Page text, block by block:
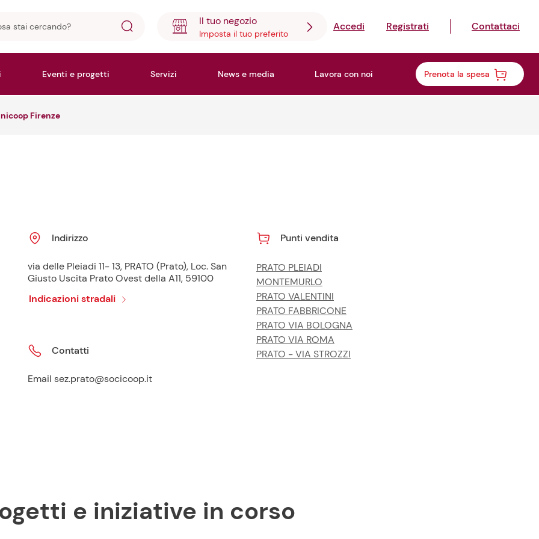
Il tuo negozio
Imposta il tuo preferito
Accedi Registrati Contattaci
Eventi e progetti Servizi News e media Lavora con noi Prenota la spesa
Firenze
Indirizzo
via delle Pleiadi 11- 13, PRATO (Prato), Loc. San
Giusto Uscita Prato Ovest della A11, 59100
Indicazioni stradali
Contatti
Email sez.prato@socicoop.it
Punti vendita
PRATO PLEIADI
MONTEMURLO
PRATO VALENTINI
PRATO FABBRICONE
PRATO VIA BOLOGNA
PRATO VIA ROMA
PRATO - VIA STROZZI
e iniziative in corso